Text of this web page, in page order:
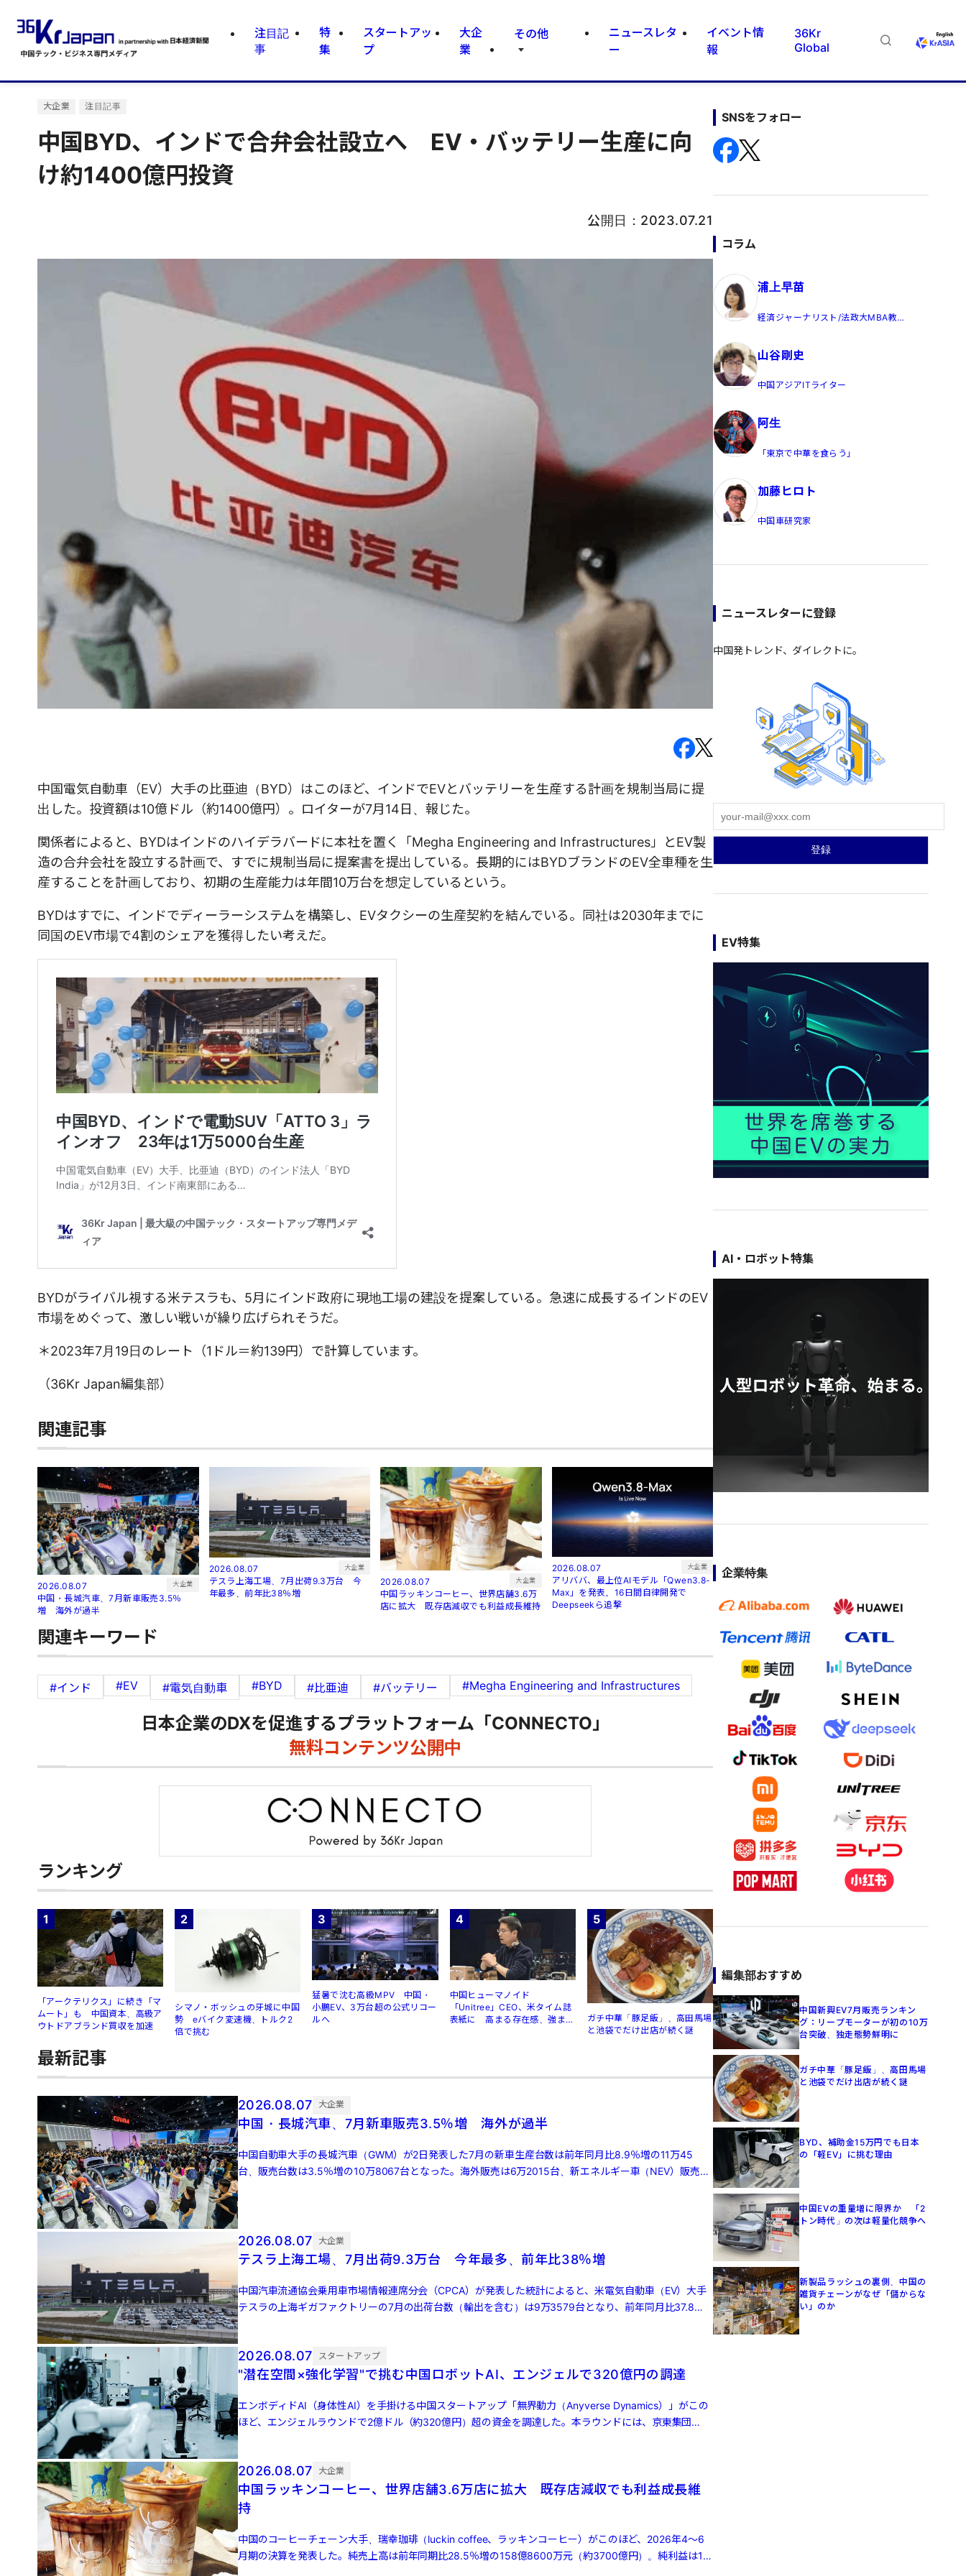
注目記
事
特
集
スタートアッ
プ
大企
業
その他
ニュースレタ
ー
イベント情
報
36Kr
Global
大企業 注目記事
中国BYD、インドで合弁会社設立へ EV・バッテリー生産に向
け約1400億円投資
公開日： 2023.07.21
中国電気自動車（EV）大手の比亜迪（BYD）はこのほど、インドでEVとバッテリーを生産する計画を規制当局に提
出した。投資額は10億ドル（約1400億円）。ロイターが7月14日、報じた。
関係者によると、BYDはインドのハイデラバードに本社を置く「Megha Engineering and Infrastructures」とEV製
造の合弁会社を設立する計画で、すでに規制当局に提案書を提出している。長期的にはBYDブランドのEV全車種を生
産することを計画しており、初期の生産能力は年間10万台を想定しているという。
BYDはすでに、インドでディーラーシステムを構築し、EVタクシーの生産契約を結んでいる。同社は2030年までに
同国のEV市場で4割のシェアを獲得したい考えだ。
BYDがライバル視する米テスラも、5月にインド政府に現地工場の建設を提案している。急速に成長するインドのEV
市場をめぐって、激しい戦いが繰り広げられそうだ。
＊2023年7月19日のレート（1ドル＝約139円）で計算しています。
（36Kr Japan編集部）
関連記事
2026.08.07 大企業
中国・長城汽車、7月新車販売3.5％
増 海外が過半
2026.08.07 大企業
テスラ上海工場、7月出荷9.3万台 今
年最多、前年比38％増
2026.08.07 大企業
中国ラッキンコーヒー、世界店舗3.6万
店に拡大 既存店減収でも利益成長維持
2026.08.07 大企業
アリババ、最上位AIモデル「Qwen3.8-
Max」を発表。16日間自律開発で
Deepseekら追撃
関連キーワード
#インド #EV #電気自動車 #BYD #比亜迪 #バッテリー #Megha Engineering and Infrastructures
日本企業のDXを促進するプラットフォーム「CONNECTO」
無料コンテンツ公開中
ランキング
1
「アークテリクス」に続き「マ
ムート」も 中国資本、高級ア
ウトドアブランド買収を加速
2
シマノ・ボッシュの牙城に中国
勢 eバイク変速機、トルク2
倍で挑む
3
猛暑で沈む高級MPV 中国・
小鵬EV、3万台超の公式リコー
ルへ
4
中国ヒューマノイド
「Unitree」CEO、米タイム誌
表紙に 高まる存在感、強まる
5
ガチ中華「豚足飯」、高田馬場
と池袋でだけ出店が続く謎
最新記事
2026.08.07 大企業
中国・長城汽車、7月新車販売3.5％増 海外が過半
中国自動車大手の長城汽車（GWM）が2日発表した7月の新車生産台数は前年同月比8.9％増の11万45
台、販売台数は3.5％増の10万8067台となった。海外販売は6万2015台、新エネルギー車（NEV）販売は
3万4651 […]
2026.08.07 大企業
テスラ上海工場、7月出荷9.3万台 今年最多、前年比38％増
中国汽車流通協会乗用車市場情報連席分会（CPCA）が発表した統計によると、米電気自動車（EV）大手
テスラの上海ギガファクトリーの7月の出荷台数（輸出を含む）は9万3579台となり、前年同月比37.8％
増、前月比5.0％増 […]
2026.08.07 スタートアップ
"潜在空間×強化学習"で挑む中国ロボットAI、エンジェルで320億円の調達
エンボディドAI（身体性AI）を手掛ける中国スタートアップ「無界動力（Anyverse Dynamics）」がこの
ほど、エンジェルラウンドで2億ドル（約320億円）超の資金を調達した。本ラウンドには、京東集団
（JDドット […]
2026.08.07 大企業
中国ラッキンコーヒー、世界店舗3.6万店に拡大 既存店減収でも利益成長維
持
中国のコーヒーチェーン大手、瑞幸珈琲（luckin coffee、ラッキンコーヒー）がこのほど、2026年4～6
月期の決算を発表した。純売上高は前年同期比28.5％増の158億8600万元（約3700億円）。純利益は16
[…]
SNSをフォロー
コラム
浦上早苗
経済ジャーナリスト/法政大MBA教
山谷剛史
中国アジアITライター
阿生
「東京で中華を食らう」
加藤ヒロト
中国車研究家
ニュースレターに登録
中国発トレンド、ダイレクトに。
EV特集
AI・ロボット特集
企業特集
編集部おすすめ
中国新興EV7月販売ランキン
グ：リープモーターが初の10万
台突破、独走態勢鮮明に
ガチ中華「豚足飯」、高田馬場
と池袋でだけ出店が続く謎
BYD、補助金15万円でも日本
の「軽EV」に挑む理由
中国EVの重量増に限界か 「2
トン時代」の次は軽量化競争へ
新製品ラッシュの裏側、中国の
雑貨チェーンがなぜ「儲からな
い」のか